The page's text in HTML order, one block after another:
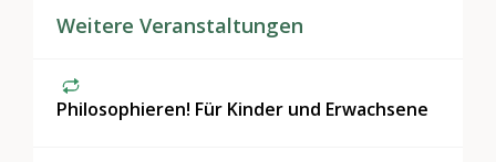
Weitere Veranstaltungen
Philosophieren! Für Kinder und Erwachsene